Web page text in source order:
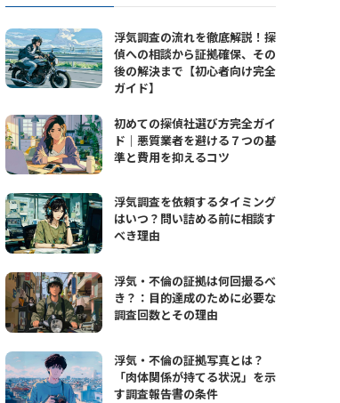
浮気調査の流れを徹底解説！探
偵への相談から証拠確保、その
後の解決まで【初心者向け完全
ガイド】
初めての探偵社選び方完全ガイ
ド｜悪質業者を避ける７つの基
準と費用を抑えるコツ
浮気調査を依頼するタイミング
はいつ？問い詰める前に相談す
べき理由
浮気・不倫の証拠は何回撮るべ
き？：目的達成のために必要な
調査回数とその理由
浮気・不倫の証拠写真とは？
「肉体関係が持てる状況」を示
す調査報告書の条件